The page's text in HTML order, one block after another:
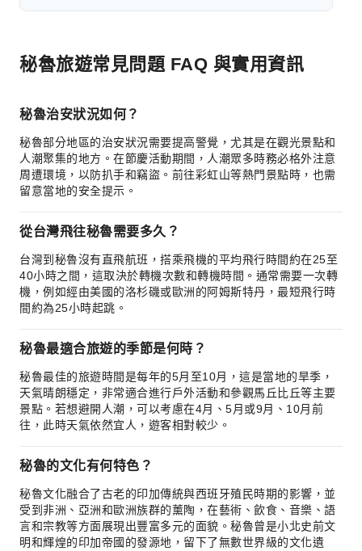
秘魯旅遊常見問題 FAQ 與實用資訊
秘魯治安狀況如何？
秘魯部分地區的治安狀況需要提高警覺，尤其是在觀光景點和
人潮聚集的地方。在節慶活動期間，人潮眾多時務必格外注意
周遭環境，以防扒手和竊盜。前往彩虹山等熱門景點時，也需
留意當地的安全提示。
從台灣飛往秘魯需要多久？
台灣到秘魯沒有直飛航班，搭乘飛機的平均飛行時間約在25至
40小時之間，這取決於轉機次數和轉機時間。通常需要一次轉
機，例如經由美國的洛杉磯或歐洲的阿姆斯特丹，最短飛行時
間約為25小時起跳。
秘魯最適合旅遊的季節是何時？
秘魯最佳的旅遊時間是每年的5月至10月，這是當地的旱季，
天氣晴朗穩定，非常適合進行戶外活動和參觀馬丘比丘等主要
景點。若想避開人潮，可以考慮在4月、5月或9月、10月前
往，此時天氣依然宜人，遊客相對較少。
秘魯的文化有何特色？
秘魯文化融合了古老的印加傳統與西班牙殖民時期的影響，並
受到非洲、亞洲和歐洲族群的薰陶，在藝術、飲食、音樂、語
言和宗教等方面展現出豐富多元的面貌。秘魯曾是小北史前文
明和輝煌的印加帝國的發源地，留下了無數世界級的文化遺